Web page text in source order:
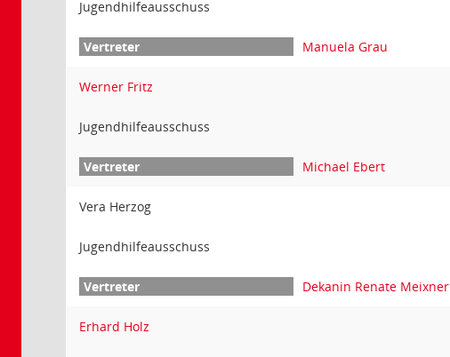
Jugendhilfeausschuss
Manuela Grau
Werner Fritz
Jugendhilfeausschuss
Michael Ebert
Vera Herzog
Jugendhilfeausschuss
Dekanin Renate Meixner
Erhard Holz